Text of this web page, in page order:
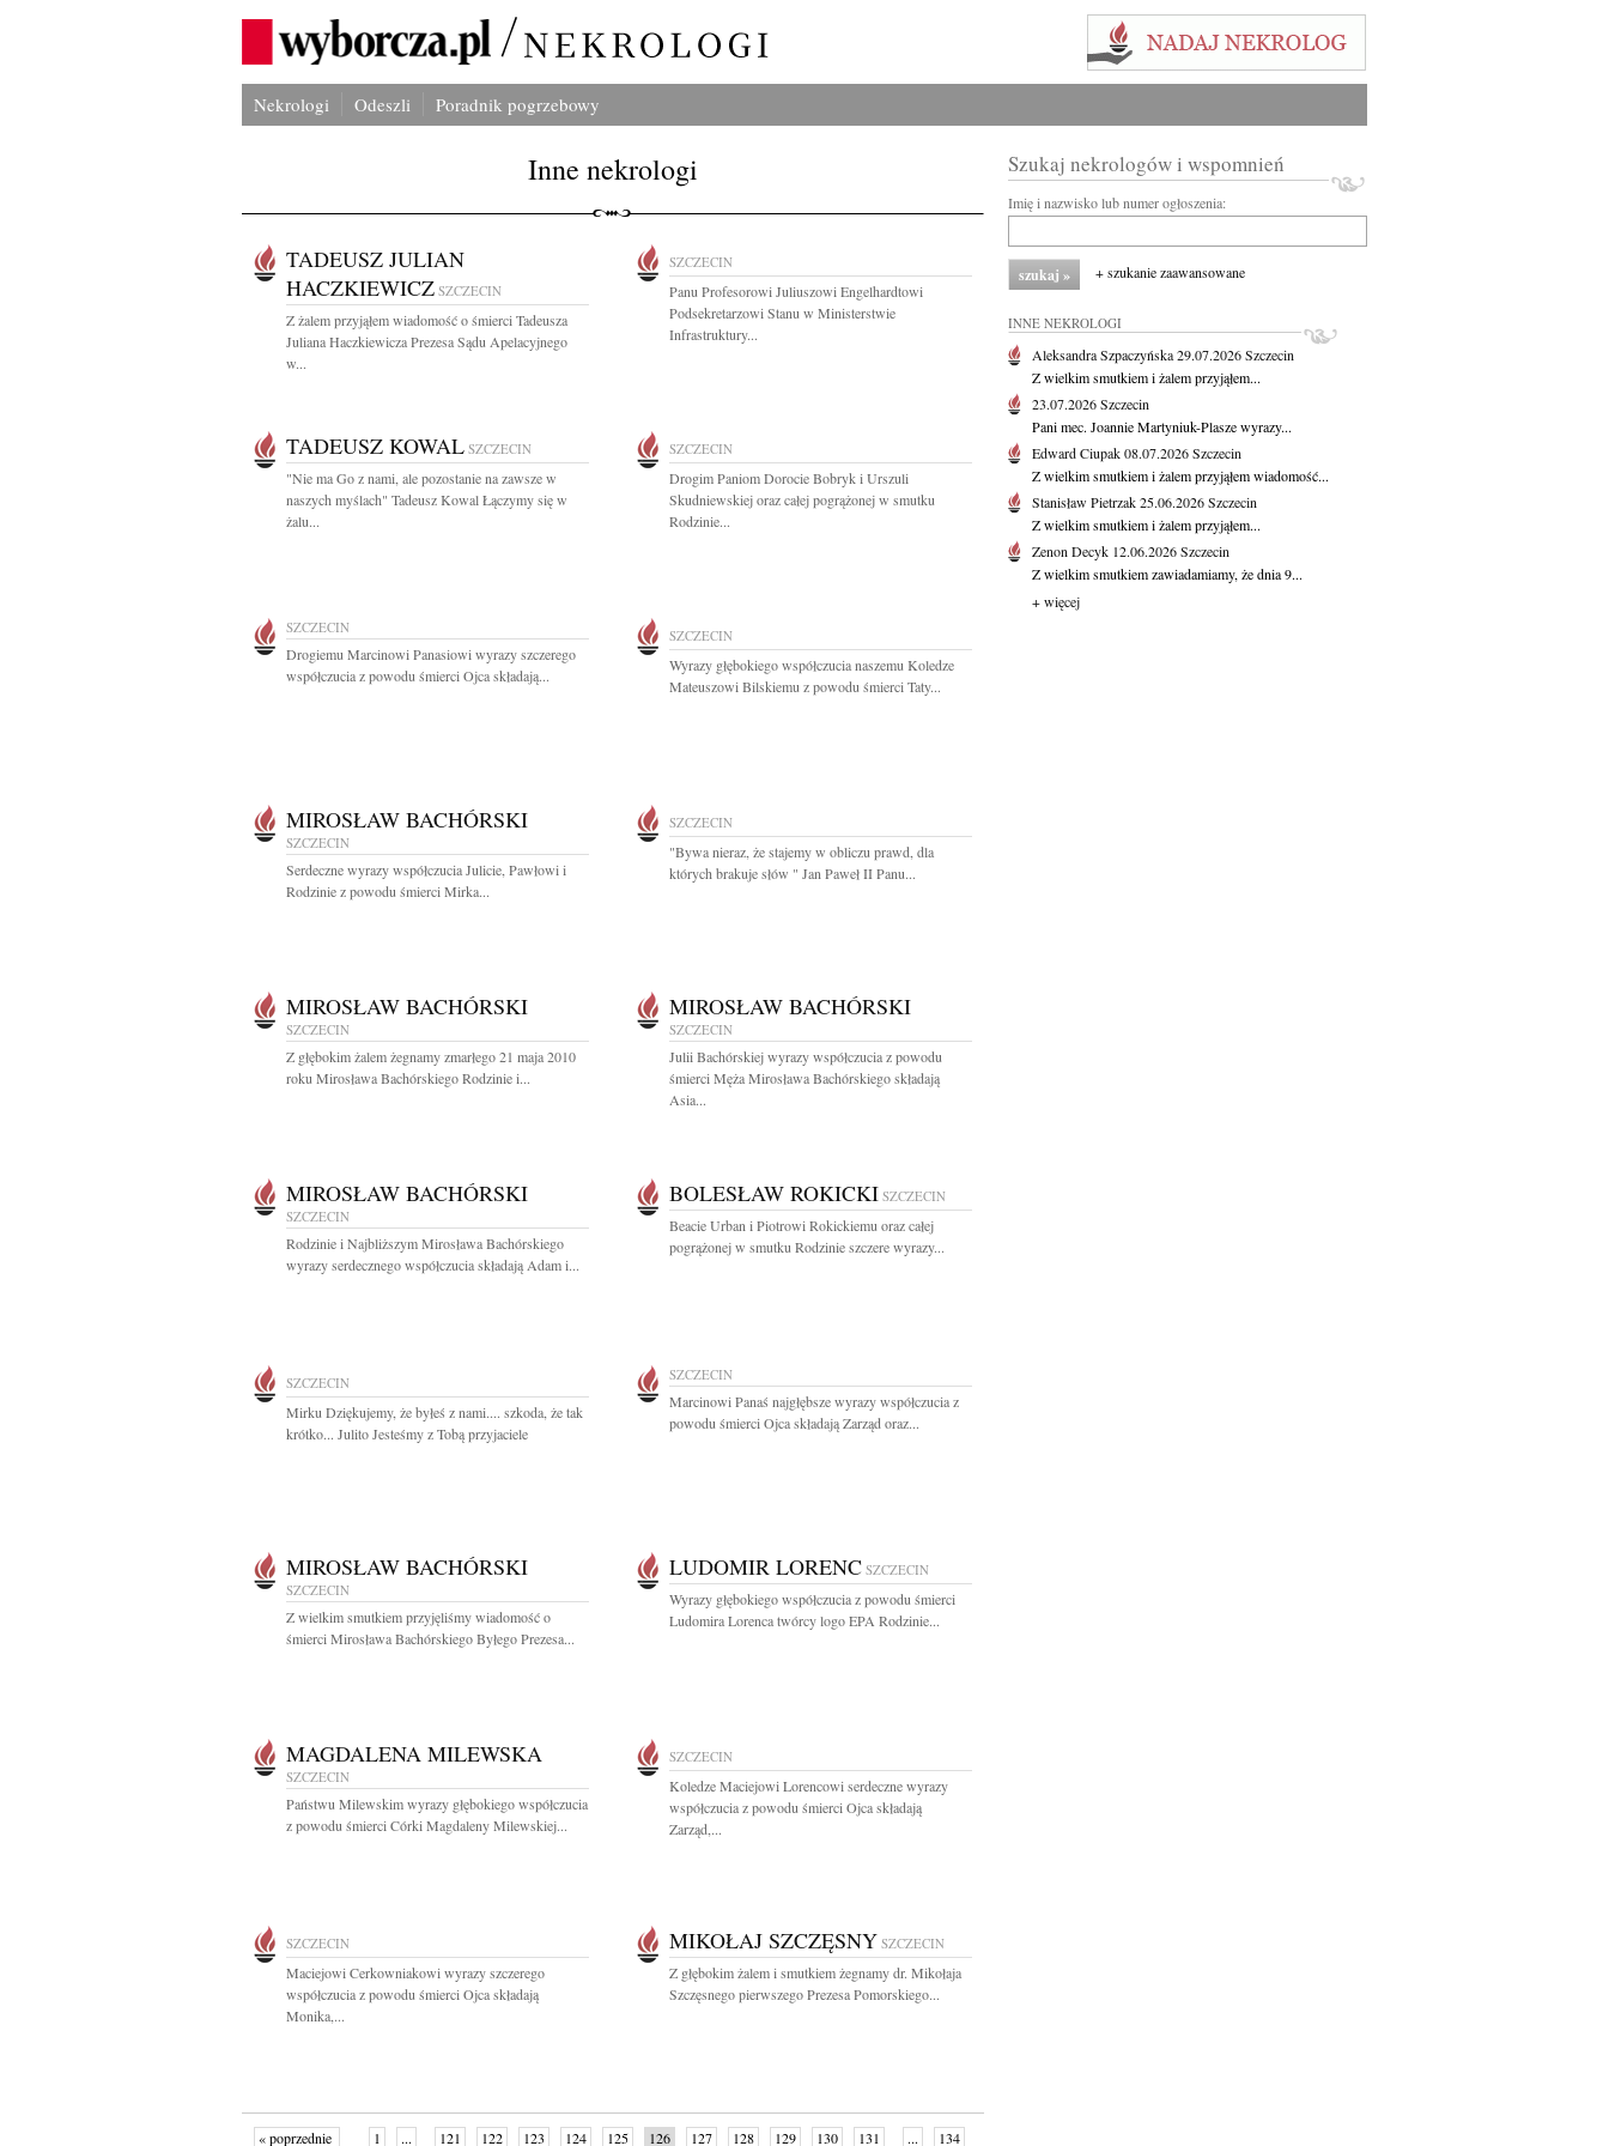
Nekrologi Odeszli Poradnik pogrzebowy
Inne nekrologi
TADEUSZ JULIAN
HACZKIEWICZ SZCZECIN
Z żalem przyjąłem wiadomość o śmierci Tadeusza
Juliana Haczkiewicza Prezesa Sądu Apelacyjnego
w...
SZCZECIN
Panu Profesorowi Juliuszowi Engelhardtowi
Podsekretarzowi Stanu w Ministerstwie
Infrastruktury...
TADEUSZ KOWAL SZCZECIN
"Nie ma Go z nami, ale pozostanie na zawsze w
naszych myślach" Tadeusz Kowal Łączymy się w
żalu...
SZCZECIN
Drogim Paniom Dorocie Bobryk i Urszuli
Skudniewskiej oraz całej pogrążonej w smutku
Rodzinie...
SZCZECIN
Drogiemu Marcinowi Panasiowi wyrazy szczerego
współczucia z powodu śmierci Ojca składają...
SZCZECIN
Wyrazy głębokiego współczucia naszemu Koledze
Mateuszowi Bilskiemu z powodu śmierci Taty...
MIROSŁAW BACHÓRSKI
SZCZECIN
Serdeczne wyrazy współczucia Julicie, Pawłowi i
Rodzinie z powodu śmierci Mirka...
SZCZECIN
"Bywa nieraz, że stajemy w obliczu prawd, dla
których brakuje słów " Jan Paweł II Panu...
MIROSŁAW BACHÓRSKI
SZCZECIN
Z głębokim żalem żegnamy zmarłego 21 maja 2010
roku Mirosława Bachórskiego Rodzinie i...
MIROSŁAW BACHÓRSKI
SZCZECIN
Julii Bachórskiej wyrazy współczucia z powodu
śmierci Męża Mirosława Bachórskiego składają
Asia...
MIROSŁAW BACHÓRSKI
SZCZECIN
Rodzinie i Najbliższym Mirosława Bachórskiego
wyrazy serdecznego współczucia składają Adam i...
BOLESŁAW ROKICKI SZCZECIN
Beacie Urban i Piotrowi Rokickiemu oraz całej
pogrążonej w smutku Rodzinie szczere wyrazy...
SZCZECIN
Mirku Dziękujemy, że byłeś z nami.... szkoda, że tak
krótko... Julito Jesteśmy z Tobą przyjaciele
SZCZECIN
Marcinowi Panaś najgłębsze wyrazy współczucia z
powodu śmierci Ojca składają Zarząd oraz...
MIROSŁAW BACHÓRSKI
SZCZECIN
Z wielkim smutkiem przyjęliśmy wiadomość o
śmierci Mirosława Bachórskiego Byłego Prezesa...
LUDOMIR LORENC SZCZECIN
Wyrazy głębokiego współczucia z powodu śmierci
Ludomira Lorenca twórcy logo EPA Rodzinie...
MAGDALENA MILEWSKA
SZCZECIN
Państwu Milewskim wyrazy głębokiego współczucia
z powodu śmierci Córki Magdaleny Milewskiej...
SZCZECIN
Koledze Maciejowi Lorencowi serdeczne wyrazy
współczucia z powodu śmierci Ojca składają
Zarząd,...
SZCZECIN
Maciejowi Cerkowniakowi wyrazy szczerego
współczucia z powodu śmierci Ojca składają
Monika,...
MIKOŁAJ SZCZĘSNY SZCZECIN
Z głębokim żalem i smutkiem żegnamy dr. Mikołaja
Szczęsnego pierwszego Prezesa Pomorskiego...
« poprzednie 1 ... 121 122 123 124 125 126 127 128 129 130 131 ... 134
Szukaj nekrologów i wspomnień
Imię i nazwisko lub numer ogłoszenia:
+ szukanie zaawansowane
INNE NEKROLOGI
Aleksandra Szpaczyńska29.07.2026Szczecin
Z wielkim smutkiem i żalem przyjąłem...
23.07.2026Szczecin
Pani mec. Joannie Martyniuk-Plasze wyrazy...
Edward Ciupak08.07.2026Szczecin
Z wielkim smutkiem i żalem przyjąłem wiadomość...
Stanisław Pietrzak25.06.2026Szczecin
Z wielkim smutkiem i żalem przyjąłem...
Zenon Decyk 12.06.2026Szczecin
Z wielkim smutkiem zawiadamiamy, że dnia 9...
+ więcej